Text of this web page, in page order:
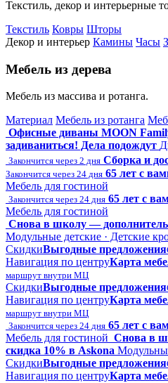
Текстиль, декор и интерьерные
Текстиль Ковры Шторы
Декор и интерьер Камины Часы
Мебель из дерева
Мебель из массива и ротанга.
Материал Мебель из ротанга
Офисные диваны MOON
задиваниться! Дела подождут
Закончится через 2 дня Сборка и
Закончится через 24 дня 65 лет с
Мебель для гостиной
Закончится через 24 дня 65 лет с
Мебель для гостиной
Снова в школу —
Модульные детские · Детские
СкидкиВыгодные предложения
Навигация по центруКарта
маршрут внутри МЦ
СкидкиВыгодные предложения
Навигация по центруКарта
маршрут внутри МЦ
Закончится через 24 дня 65 лет с
Мебель для гостиной Снова в
скидка 10% в Askona
СкидкиВыгодные предложения
Навигация по центруКарта